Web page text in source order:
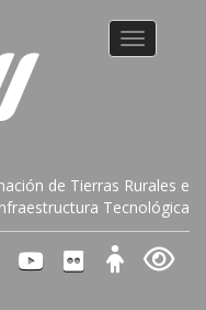
de Tierras Rurales e
Tecnológica
Toggle